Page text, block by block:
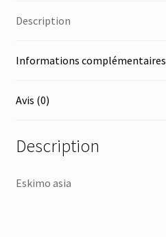
Description
Informations complémentaires
Avis (0)
Description
Eskimo asia